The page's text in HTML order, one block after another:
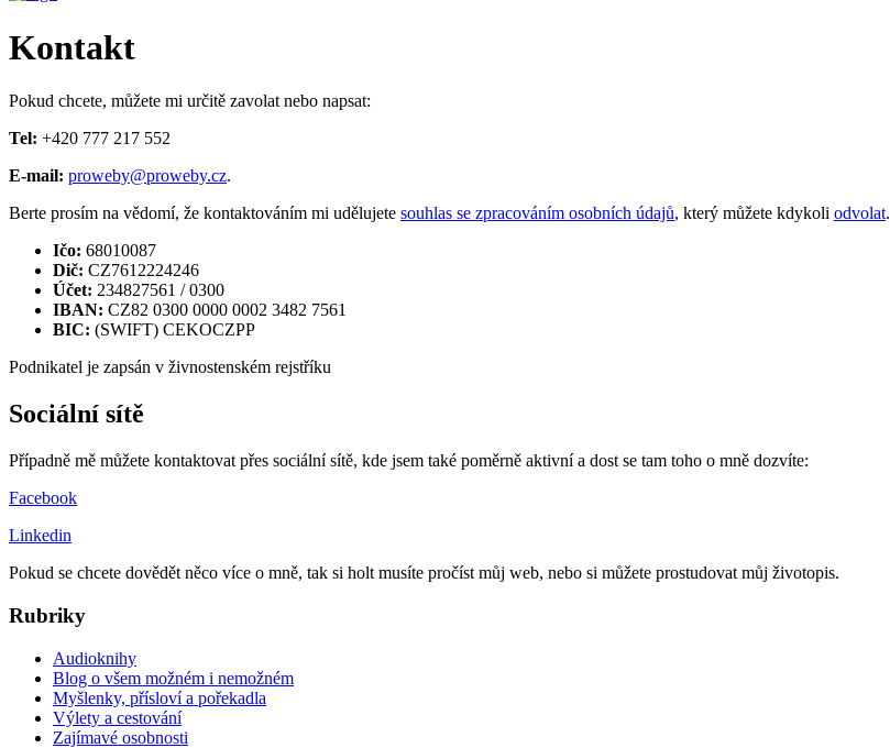
Kontakt
Pokud chcete, můžete mi určitě zavolat nebo napsat:
Tel: +420 777 217 552
E-mail: proweby@proweby.cz.
Berte prosím na vědomí, že kontaktováním mi udělujete souhlas se zpracováním osobních údajů, který můžete kdykoli odvolat.
Ičo: 68010087
Dič: CZ7612224246
Účet: 234827561 / 0300
IBAN: CZ82 0300 0000 0002 3482 7561
BIC: (SWIFT) CEKOCZPP
Podnikatel je zapsán v živnostenském rejstříku
Sociální sítě
Případně mě můžete kontaktovat přes sociální sítě, kde jsem také poměrně aktivní a dost se tam toho o mně dozvíte:
Facebook
Linkedin
Pokud se chcete dovědět něco více o mně, tak si holt musíte pročíst můj web, nebo si můžete prostudovat můj životopis.
Rubriky
Audioknihy
Blog o všem možném i nemožném
Myšlenky, přísloví a pořekadla
Výlety a cestování
Zajímavé osobnosti